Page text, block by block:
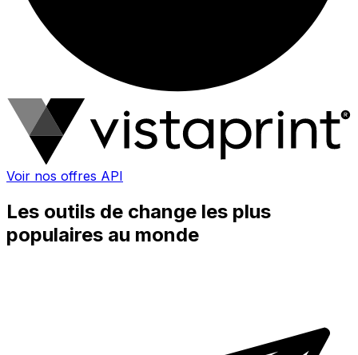
Voir nos offres API
Les outils de change les plus
populaires au monde